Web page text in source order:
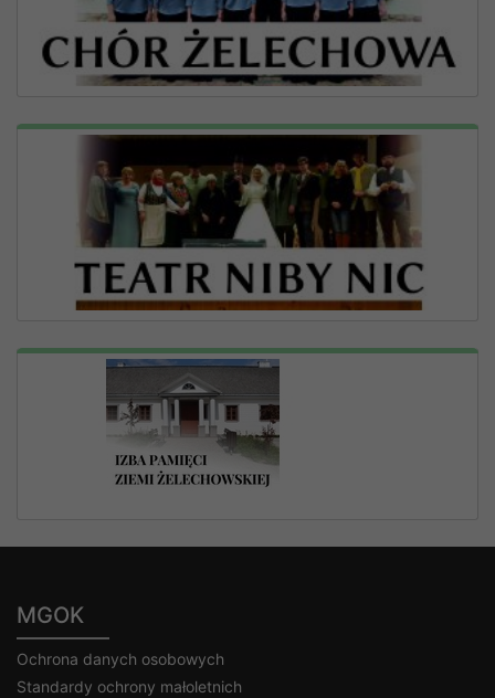
MGOK
Ochrona danych osobowych
Standardy ochrony małoletnich